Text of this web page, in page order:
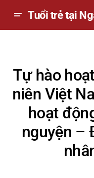
Tuổi trẻ tại
Tự hào
niên Việt
hoạt
nguyện –